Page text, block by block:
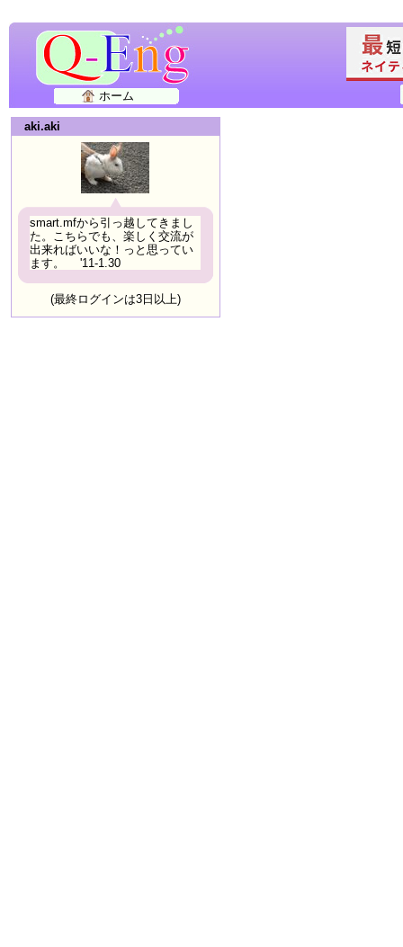
ホーム
aki.aki
smart.mfから引っ越してきまし
た。こちらでも、楽しく交流が
出来ればいいな！っと思ってい
ます。 '11-1.30
(最終ログインは3日以上)